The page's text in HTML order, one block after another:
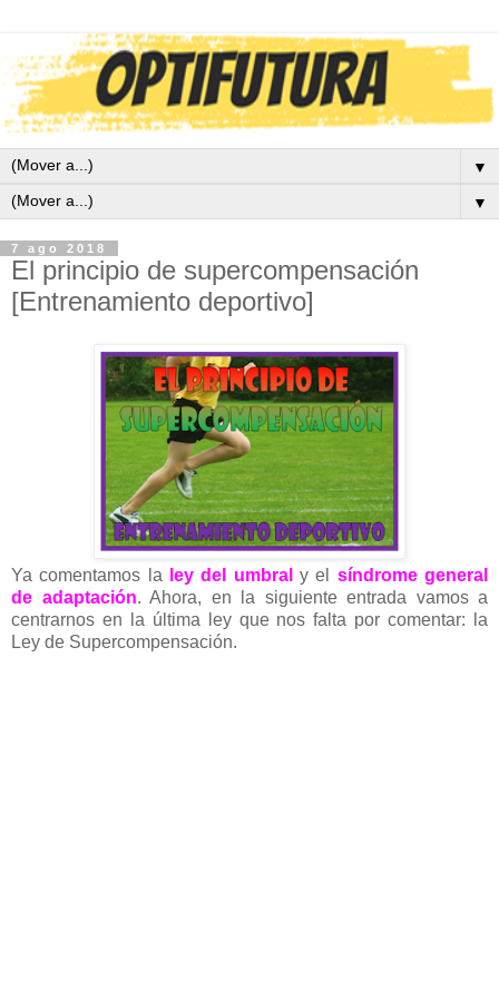
▼
▼
7 ago 2018
El principio de supercompensación
[Entrenamiento deportivo]
Ya comentamos la ley del umbral y el síndrome general
de adaptación. Ahora, en la siguiente entrada vamos a
centrarnos en la última ley que nos falta por comentar: la
Ley de Supercompensación.